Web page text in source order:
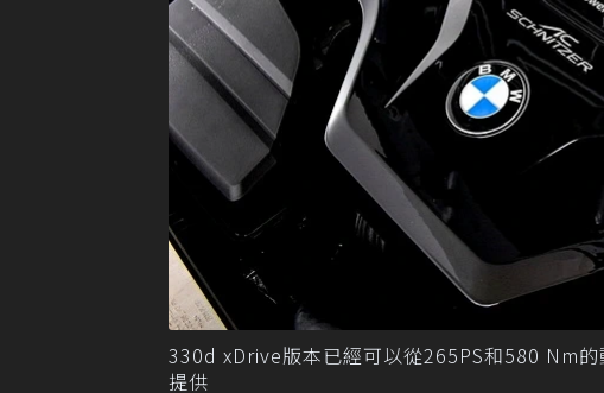
330d xDrive版本已經可以從265PS和580 Nm
提供